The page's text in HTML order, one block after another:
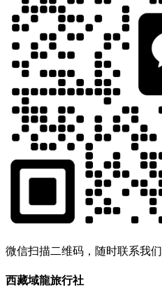
微信扫描二维码，随时联系我们
西藏域龍旅行社